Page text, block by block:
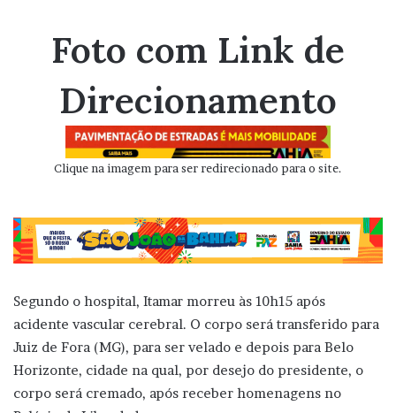
Foto com Link de
Direcionamento
Clique na imagem para ser redirecionado para o site.
Segundo o hospital, Itamar morreu às 10h15 após
acidente vascular cerebral. O corpo será transferido para
Juiz de Fora (MG), para ser velado e depois para Belo
Horizonte, cidade na qual, por desejo do presidente, o
corpo será cremado, após receber homenagens no